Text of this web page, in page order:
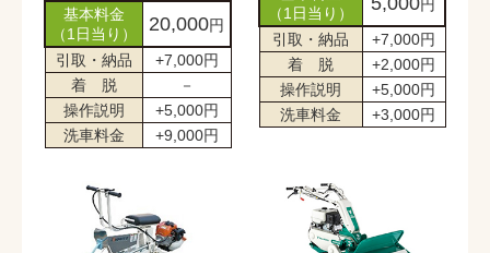
基本料金
（1日当り）
20,000円
引取・納品
+7,000円
着 脱
－
操作説明
+5,000円
洗車料金
+9,000円
（1日当り）
円
引取・納品
+7,000円
着 脱
+2,000円
操作説明
+5,000円
洗車料金
+3,000円